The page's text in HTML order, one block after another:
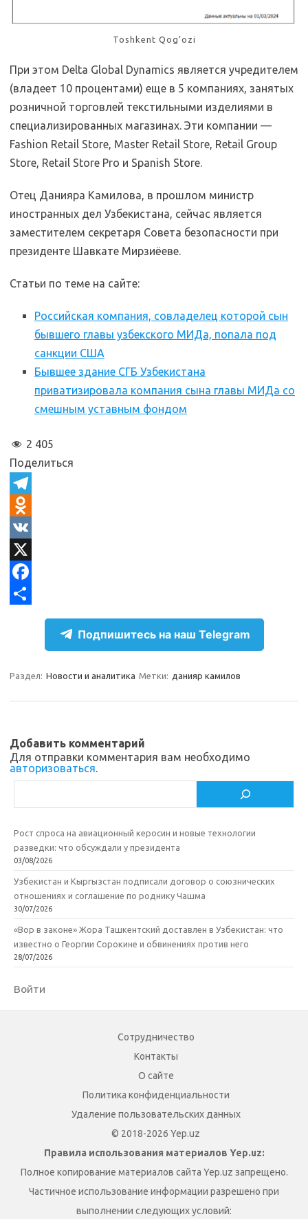
Toshkent Qog’ozi
При этом Delta Global Dynamics является учредителем
(владеет 10 процентами) еще в 5 компаниях, занятых
розничной торговлей текстильными изделиями в
специализированных магазинах. Эти компании —
Fashion Retail Store, Master Retail Store, Retail Group
Store, Retail Store Pro и Spanish Store.
Отец Данияра Камилова, в прошлом министр
иностранных дел Узбекистана, сейчас является
заместителем секретаря Совета безопасности при
президенте Шавкате Мирзиёеве.
Статьи по теме на сайте:
Российская компания, совладелец которой сын
бывшего главы узбекского МИДа, попала под
санкции США
Бывшее здание СГБ Узбекистана
приватизировала компания сына главы МИДа со
смешным уставным фондом
2 405
Поделиться
T
e
e
g
O
d
n
o
s
i
k
V
KX
F
b
k
р
и
т
Подпишитесь на наш Telegram
Раздел: Новости и аналитика Метки: данияр камилов
Добавить комментарий
Для отправки комментария вам необходимо
авторизоваться.
Рост спроса на авиационный керосин и новые технологии
разведки: что обсуждали у президента
03/08/2026
Узбекистан и Кыргызстан подписали договор о союзнических
отношениях и соглашение по роднику Чашма
30/07/2026
«Вор в законе» Жора Ташкентский доставлен в Узбекистан: что
известно о Георгии Сорокине и обвинениях против него
28/07/2026
Войти
Сотрудничество
Контакты
О сайте
Политика конфиденциальности
Удаление пользовательских данных
© 2018-2026 Yep.uz
Правила использования материалов Yep.uz:
Полное копирование материалов сайта Yep.uz запрещено.
Частичное использование информации разрешено при
выполнении следующих условий: